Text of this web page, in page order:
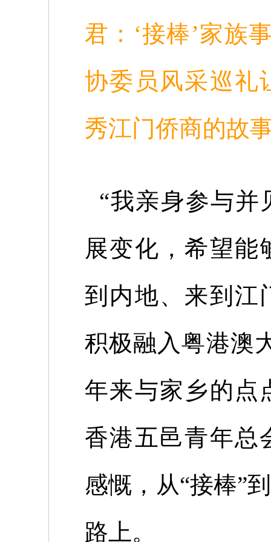
君：‘接棒’家族
协委员风采巡礼
秀江门侨商的故
“我亲身参与并
展变化，希望能
到内地、来到江
积极融入粤港澳
年来与家乡的点
香港五邑青年总
感慨，从“接棒”
路上。